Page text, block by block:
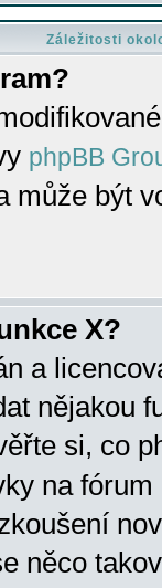
Záležitosti
phpBB
může být
X?
a
nějakou
si, co
na
něco